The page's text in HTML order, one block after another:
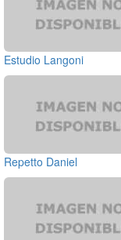
Estudio Langoni
Repetto Daniel